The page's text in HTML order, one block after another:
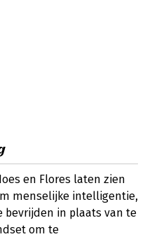
en Flores laten zien
menselijke intelligentie,
in plaats van te
om te